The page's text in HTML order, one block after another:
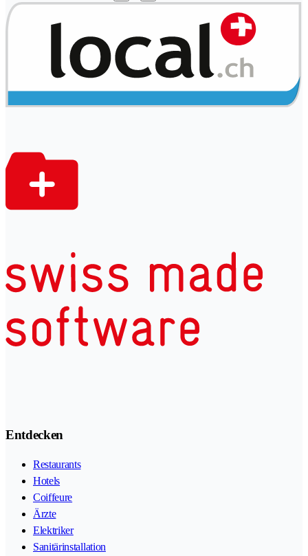
Entdecken
Restaurants
Hotels
Coiffeure
Ärzte
Elektriker
Sanitärinstallation